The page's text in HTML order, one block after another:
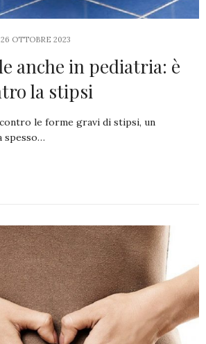
26 OTTOBRE 2023
anche in pediatria: è
la stipsi
le forme gravi di stipsi, un
spesso…